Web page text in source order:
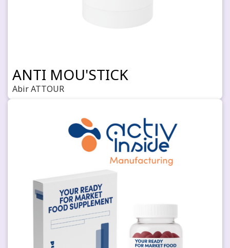
ANTI MOU'STICK
Abir ATTOUR